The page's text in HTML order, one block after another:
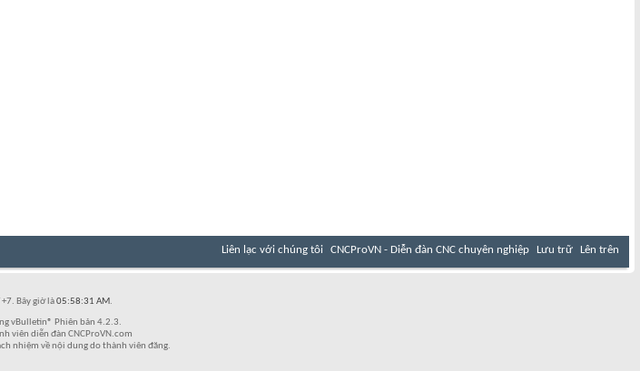
Liên lạc với chúng tôi CNCProVN - Diễn đàn CNC chuyên nghiệp Lưu trữ Lên trên
Bây giờ là05:58:31 AM.
vBulletin® Phiên bản 4.2.3.
viên diễn đàn CNCProVN.com
nhiệm về nội dung do thành viên đăng.